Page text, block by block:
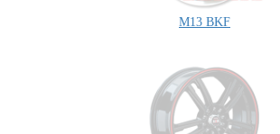
M13 BKF